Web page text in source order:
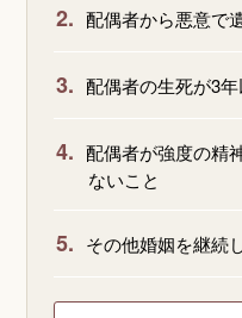
2. 配偶者から悪意で
3. 配偶者の生死が3
4. 配偶者が強度の精
ないこと
5. その他婚姻を継続